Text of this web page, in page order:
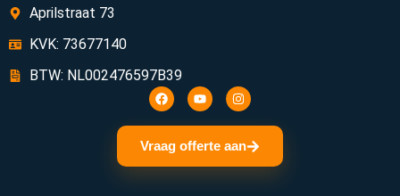
Aprilstraat 73
KVK: 73677140
BTW: NL002476597B39
Vraag offerte aan